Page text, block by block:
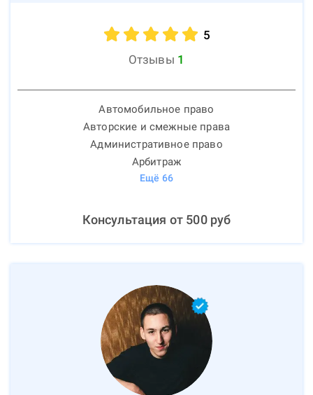
5
Отзывы 1
Автомобильное право
Авторские и смежные права
Административное право
Арбитраж
Ещё 66
Консультация от 500руб